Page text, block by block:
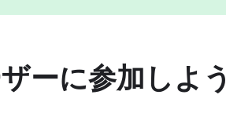
ーに参加しよう